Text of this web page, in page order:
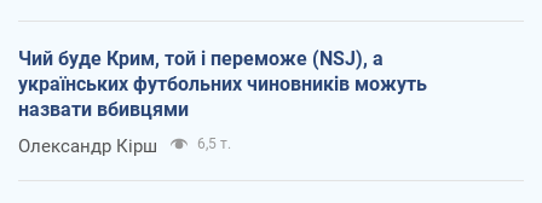
Чий буде Крим, той і переможе (NSJ), а
українських футбольних чиновників можуть
назвати вбивцями
Олександр Кірш 6,5 т.